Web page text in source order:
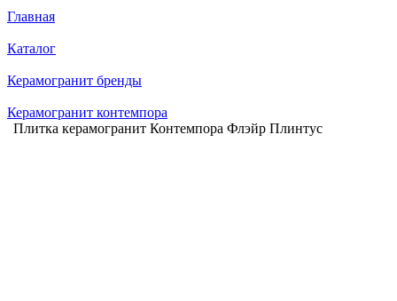
Главная
Каталог
Керамогранит бренды
Керамогранит контемпора
Плитка керамогранит Контемпора Флэйр Плинтус